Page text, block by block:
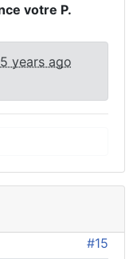
votre P.
5 years ago
#15